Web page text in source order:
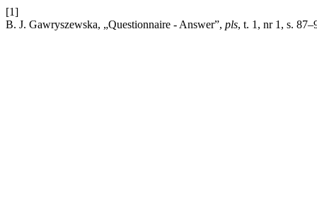
[1]
B. J. Gawryszewska, „Questionnaire - Answer”, pls, t. 1, nr 1, s.